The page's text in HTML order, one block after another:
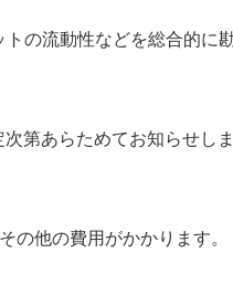
の流動性などを総合的に
第あらためてお知らせしま
の他の費用がかかります。